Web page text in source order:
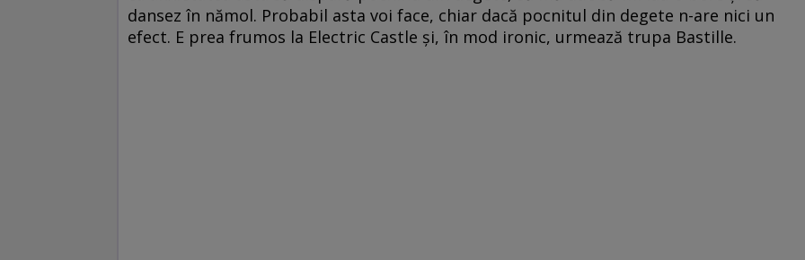
dansez în nămol. Probabil asta voi face, chiar dacă pocnitul din degete n-are nici un
efect. E prea frumos la Electric Castle și, în mod ironic, urmează trupa Bastille.